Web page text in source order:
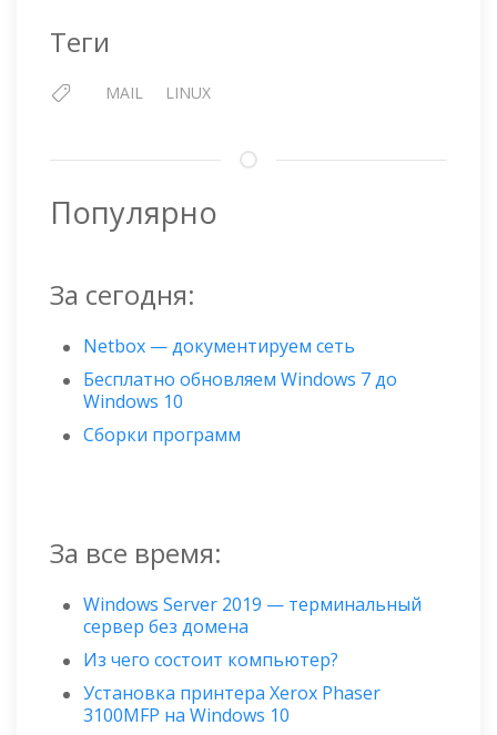
Теги
MAIL LINUX
Популярно
За сегодня:
Netbox — документируем сеть
Бесплатно обновляем Windows 7 до
Windows 10
Сборки программ
За все время:
Windows Server 2019 — терминальный
сервер без домена
Из чего состоит компьютер?
Установка принтера Xerox Phaser
3100MFP на Windows 10